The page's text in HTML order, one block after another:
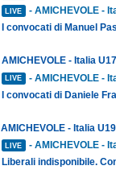
LIVE - AMICHEVOLE -
I convocati di Manuel
AMICHEVOLE - Italia
LIVE - AMICHEVOLE -
I convocati di Daniele
AMICHEVOLE - Italia
LIVE - AMICHEVOLE -
Liberali indisponibile.